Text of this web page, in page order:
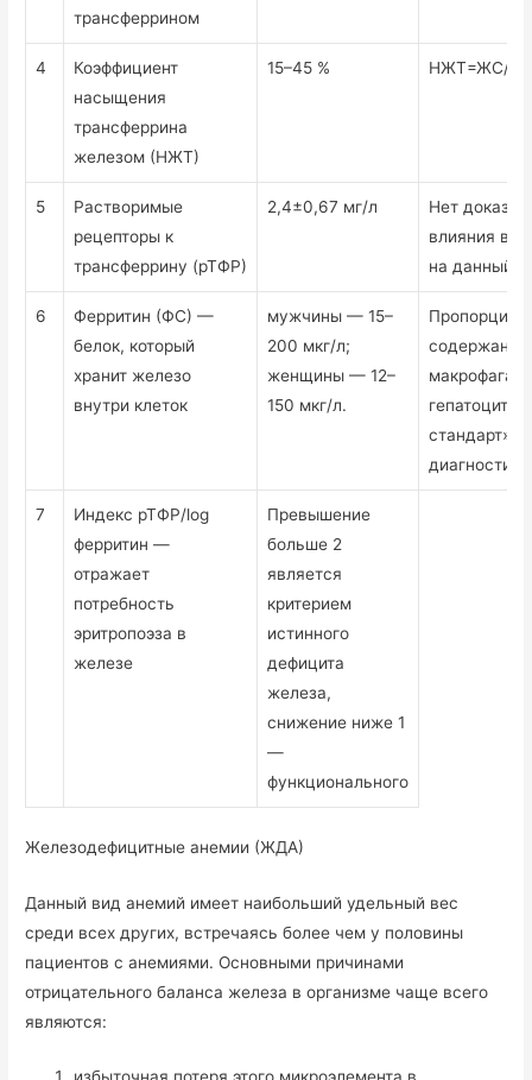
трансферрином
4
Коэффициент
насыщения
трансферрина
железом (НЖТ)
15–45 % НЖТ=ЖС/
5
Растворимые
рецепторы к
трансферрину (рТФР)
2,4±0,67 мг/л
Нет
влияния
на данный
6
Ферритин (ФС) —
белок, который
хранит железо
внутри клеток
мужчины — 15–
200 мкг/л;
женщины — 12–
150 мкг/л.
макрофагах
стандарт»
7
Индекс рТФР/log
ферритин —
отражает
потребность
эритропоэза в
железе
Превышение
больше 2
является
критерием
истинного
дефицита
железа,
снижение ниже 1
—
функционального
Железодефицитные анемии (ЖДА)
Данный вид анемий имеет наибольший удельный вес
среди всех других, встречаясь более чем у половины
пациентов с анемиями. Основными причинами
отрицательного баланса железа в организме чаще всего
являются: